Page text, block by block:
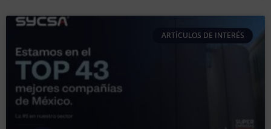
ARTÍCULOS DE INTERÉS